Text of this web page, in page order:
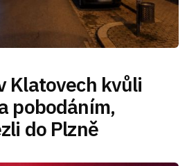
Klatovech kvůli
pobodáním,
do Plzně